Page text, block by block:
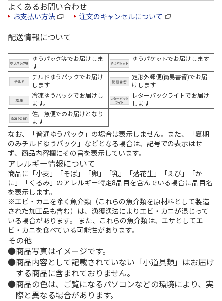
よくあるお問い合わせ
お支払い方法 注文のキャンセルについて
配送情報について
ゆうパック等でお届けしま
す
ゆうパケットでお届けします
チルドゆうパックでお届け
します
定形外郵便(簡易書留)でお届
けします
冷凍ゆうパックでお届けし
ます。
レターパックライトでお届け
します
佐川急便でのお届けとなり
ます
なお、「普通ゆうパック」の場合は表示しません。また、「夏期
のみチルドゆうパック」などとなる場合は、記号での表示はせ
ず、商品内容欄にその旨を表示しています。
アレルギー情報について
商品に「小麦」「そば」「卵」「乳」「落花生」「えび」「か
に」「くるみ」のアレルギー特定8品目を含んでいる場合に品目名
を表示します。
※エビ・カニを除く魚介類（これらの魚介類を原材料として製造
された加工品も含む）は、漁獲漁法によりエビ・カニが混じって
いる場合があります。 また、これらの魚介類は、エサとしてエ
ビ・カニを食べている可能性があります。
その他
商品写真はイメージです。
商品内容として記載されていない「小道具類」はお届け
する商品に含まれておりません。
商品の色は、ご覧になるパソコンなどの環境により、実
際と異なる場合があります。